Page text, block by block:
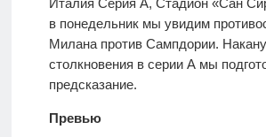
Италия Серия А, Стадион «Сан
в понедельник мы увидим
Милана против Сампдории.
столкновения в серии А мы
предсказание.
Превью